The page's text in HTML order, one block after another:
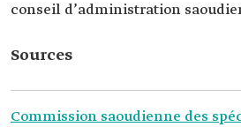
conseil d’administration
Sources
Commission saoudienne des